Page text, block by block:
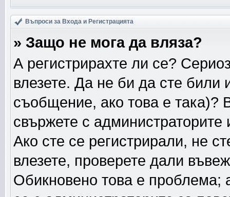
Въпроси за Входа и Регистрацията
» Защо не мога да вляза?
А регистрирахте ли се?
влезете. Да не би да сте
съобщение, ако това е така)?
свържете с администраторите
Ако сте се регистрирали, не
влезете, проверете дали
Обикновено това е проблема;